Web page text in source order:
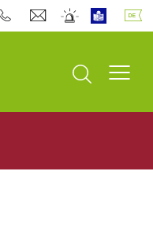
Suche öffnen